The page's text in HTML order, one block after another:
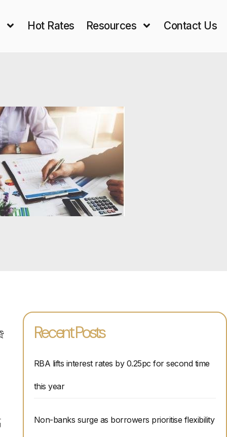
Hot Rates Resources Contact Us
Recent Posts
RBA lifts interest rates by 0.25pc for second time
this year
Non-banks surge as borrowers prioritise flexibility